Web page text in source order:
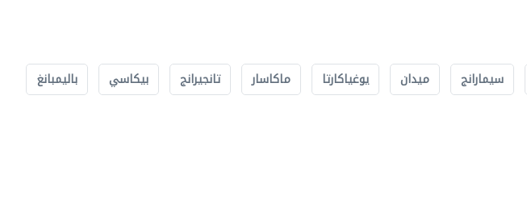
سيمارانج ميدان يوغياكارتا ماكاسار تانجيرانج بيكاسي باليمبانغ